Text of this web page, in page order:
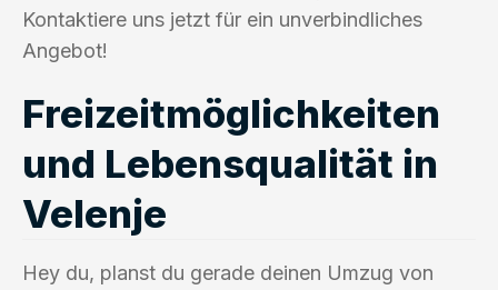
Kontaktiere uns jetzt für ein unverbindliches
Angebot!
Freizeitmöglichkeiten
und Lebensqualität in
Velenje
Hey du, planst du gerade deinen Umzug von